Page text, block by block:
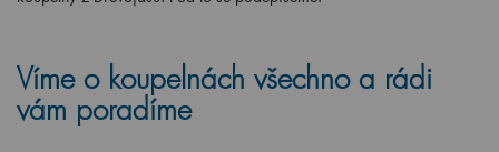
Víme o koupelnách všechno a rádi
vám poradíme